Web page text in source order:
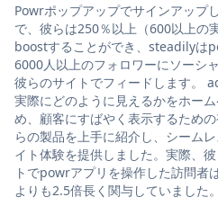
Powrポップアップでサインアッ
で、彼らは250％以上（600以上の
boostすることができ、steadilyは
6000人以上のフォロワーにソーシ
彼らのサイトでフィードします。
実際にどのように見えるかをホー
め、顧客にすばやく表示するため
らの製品を上手に紹介し、シーム
イト体験を提供しました。実際、
トでpowrアプリを操作した訪問者
よりも2.5倍長く関与していました。